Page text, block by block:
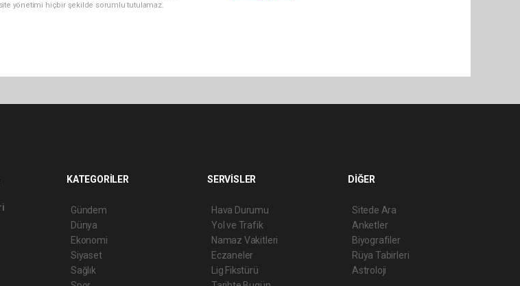
yönetimi hiçbir şekilde sorumlu tutulamaz.
KATEGORİLER
Gündem
Dünya
Ekonomi
Siyaset
Sağlık
SERVİSLER
Hava Durumu
Yol ve Trafik
Namaz Vakitleri
Eczaneler
Lig Fikstürü
DİĞER
Sitede Ara
Anketler
Biyografiler
Rüya Tabirleri
Astroloji